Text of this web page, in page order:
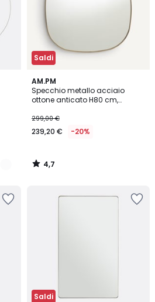
Saldi
AM.PM
Specchio metallo acciaio
ottone anticato H80 cm,
299,00 €
239,20 € -20%
4,7
/ 5
4,7
/
Saldi